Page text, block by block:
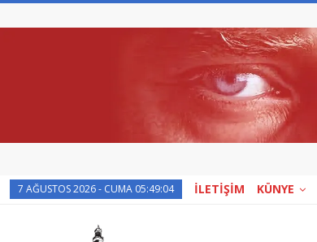
7 AĞUSTOS 2026 - CUMA 05:49:04 İLETİŞİM KÜNYE